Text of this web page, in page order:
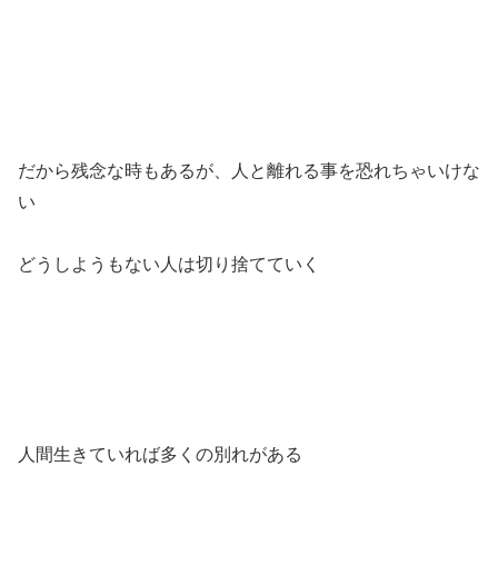
だから残念な時もあるが、人と離れる事を恐れちゃいけな
い
どうしようもない人は切り捨てていく
人間生きていれば多くの別れがある